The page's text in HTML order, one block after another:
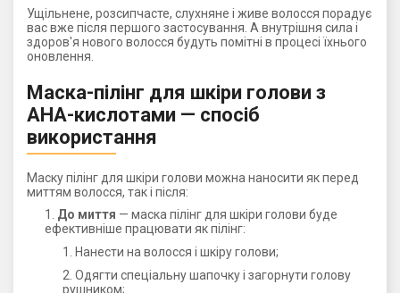
Ущільнене, розсипчасте, слухняне і живе волосся порадує
вас вже після першого застосування. А внутрішня сила і
здоров'я нового волосся будуть помітні в процесі їхнього
оновлення.
Маска-пілінг для шкіри голови з
АНА-кислотами — спосіб
використання
Маску пілінг для шкіри голови можна наносити як перед
миттям волосся, так і після:
До миття — маска пілінг для шкіри голови буде
ефективніше працювати як пілінг:
Нанести на волосся і шкіру голови;
Одягти спеціальну шапочку і загорнути голову
рушником;